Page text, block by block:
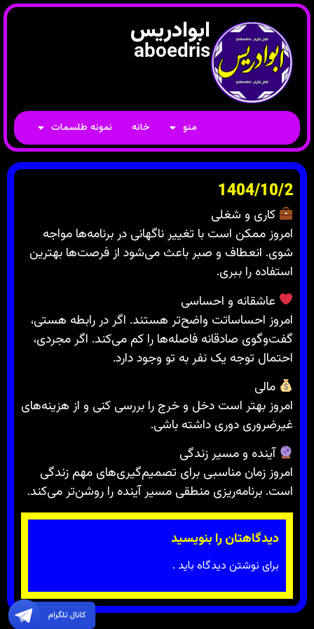
ابوادریس
aboedris
منو خانه نمونه طلسمات
1404/10/2
کاری و شغلی
امروز ممکن است با تغییر ناگهانی در برنامه‌ها مواجه
شوی. انعطاف و صبر باعث می‌شود از فرصت‌ها بهترین
استفاده را ببری.
عاشقانه و احساسی
امروز احساساتت واضح‌تر هستند. اگر در رابطه هستی،
گفت‌وگوی صادقانه فاصله‌ها را کم می‌کند. اگر مجردی،
احتمال توجه یک نفر به تو وجود دارد.
مالی
امروز بهتر است دخل و خرج را بررسی کنی و از هزینه‌های
غیرضروری دوری داشته باشی.
آینده و مسیر زندگی
امروز زمان مناسبی برای تصمیم‌گیری‌های مهم زندگی
است. برنامه‌ریزی منطقی مسیر آینده را روشن‌تر می‌کند.
دیدگاهتان را بنویسید
برای نوشتن دیدگاه باید .